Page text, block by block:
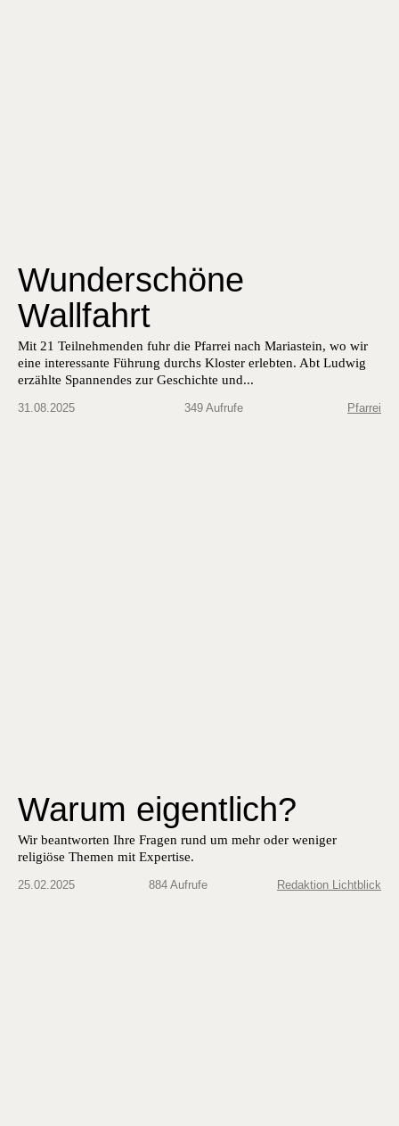
Wunderschöne
Wallfahrt
Mit 21 Teil­nehmenden fuhr die Pfar­rei nach Mari­astein, wo wir
eine inter­es­sante Führung durchs Kloster erlebten. Abt Lud­wig
erzählte Span­nen­des zur Geschichte und...
31.08.2025 349 Aufrufe Pfarrei
Warum eigentlich?
Wir beantworten Ihre Fragen rund um mehr oder weniger
religiöse Themen mit Expertise.
25.02.2025 884 Aufrufe Redaktion Lichtblick